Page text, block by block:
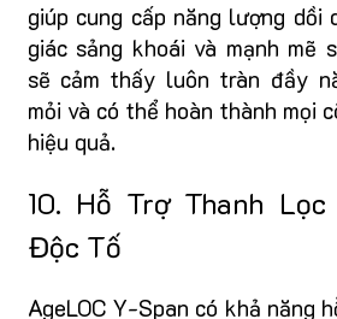
giúp cung cấp năng lượng dồi
giác sảng khoái và mạnh mẽ
sẽ cảm thấy luôn tràn đầy
mỏi và có thể hoàn thành mọi
hiệu quả.
10. Hỗ Trợ Thanh
Độc Tố
AgeLOC Y-Span có khả năng